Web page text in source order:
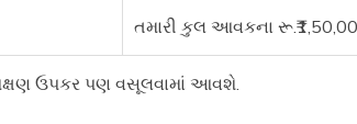
તમારી કુલ આવકના
ઉપકર પણ વસૂલવામાં આવશે.